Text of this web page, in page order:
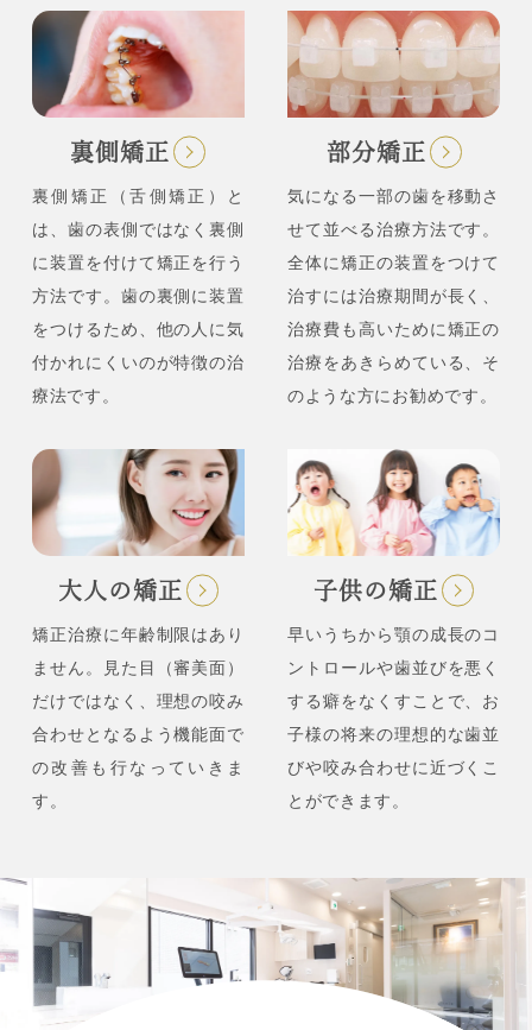
裏側矯正
裏側矯正（舌側矯正）と
は、歯の表側ではなく裏側
に装置を付けて矯正を行う
方法です。歯の裏側に装置
をつけるため、他の人に気
付かれにくいのが特徴の治
療法です。
部分矯正
気になる一部の歯を移動さ
せて並べる治療方法です。
全体に矯正の装置をつけて
治すには治療期間が長く、
治療費も高いために矯正の
治療をあきらめている、そ
のような方にお勧めです。
大人の矯正
矯正治療に年齢制限はあり
ません。見た目（審美面）
だけではなく、理想の咬み
合わせとなるよう機能面で
の改善も行なっていきま
す。
子供の矯正
早いうちから顎の成長のコ
ントロールや歯並びを悪く
する癖をなくすことで、お
子様の将来の理想的な歯並
びや咬み合わせに近づくこ
とができます。